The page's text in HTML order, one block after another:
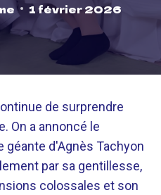
1 février 2026
de surprendre
On a annoncé le
géante d'Agnès Tachyon
par sa gentillesse,
colossales et son